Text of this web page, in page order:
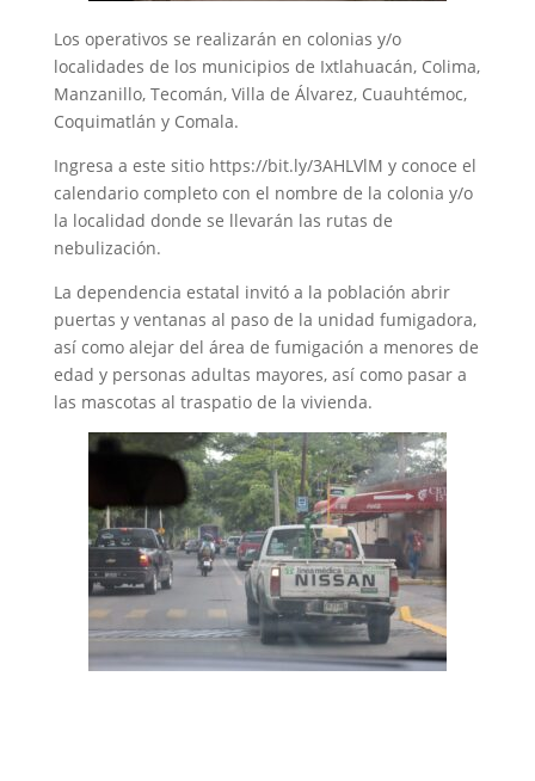
Los operativos se realizarán en colonias y/o
localidades de los municipios de Ixtlahuacán, Colima,
Manzanillo, Tecomán, Villa de Álvarez, Cuauhtémoc,
Coquimatlán y Comala.
Ingresa a este sitio https://bit.ly/3AHLVlM y conoce el
calendario completo con el nombre de la colonia y/o
la localidad donde se llevarán las rutas de
nebulización.
La dependencia estatal invitó a la población abrir
puertas y ventanas al paso de la unidad fumigadora,
así como alejar del área de fumigación a menores de
edad y personas adultas mayores, así como pasar a
las mascotas al traspatio de la vivienda.